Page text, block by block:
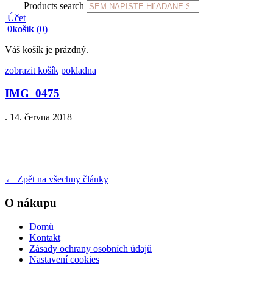
Products search
Účet
0košík (0)
Váš košík je prázdný.
zobrazit košík pokladna
IMG_0475
. 14. června 2018
← Zpět na všechny články
O nákupu
Domů
Kontakt
Zásady ochrany osobních údajů
Nastavení cookies